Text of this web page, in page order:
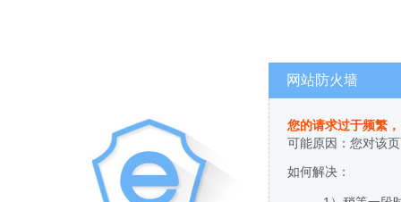
网站防火墙
您的请求过于频繁
可能原因：您对该
如何解决：